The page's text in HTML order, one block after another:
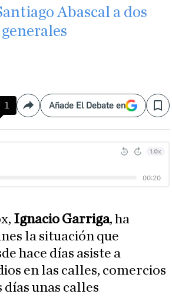
Abascal a dos
1 CompartirAñade El Debate en Save
Ignacio Garriga, ha
la situación que
hace días asiste a
en las calles, comercios
unas calles